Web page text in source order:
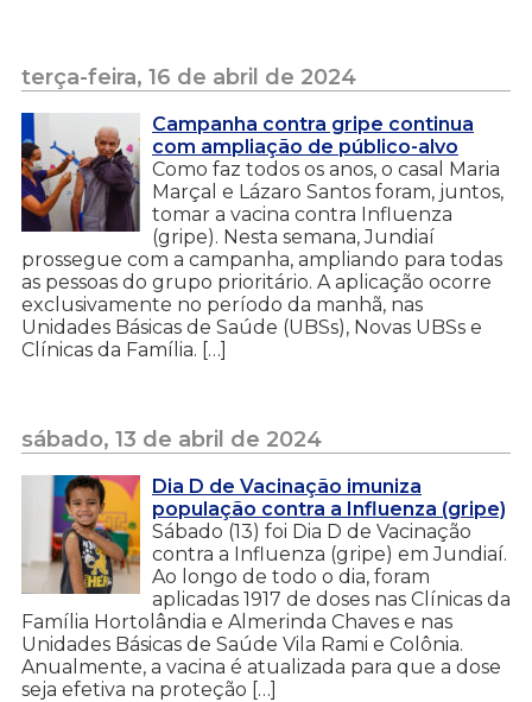
terça-feira, 16 de abril de 2024
Campanha contra gripe continua
com ampliação de público-alvo
Como faz todos os anos, o casal Maria
Marçal e Lázaro Santos foram, juntos,
tomar a vacina contra Influenza
(gripe). Nesta semana, Jundiaí
prossegue com a campanha, ampliando para todas
as pessoas do grupo prioritário. A aplicação ocorre
exclusivamente no período da manhã, nas
Unidades Básicas de Saúde (UBSs), Novas UBSs e
Clínicas da Família. […]
sábado, 13 de abril de 2024
Dia D de Vacinação imuniza
população contra a Influenza (gripe)
Sábado (13) foi Dia D de Vacinação
contra a Influenza (gripe) em Jundiaí.
Ao longo de todo o dia, foram
aplicadas 1917 de doses nas Clínicas da
Família Hortolândia e Almerinda Chaves e nas
Unidades Básicas de Saúde Vila Rami e Colônia.
Anualmente, a vacina é atualizada para que a dose
seja efetiva na proteção […]